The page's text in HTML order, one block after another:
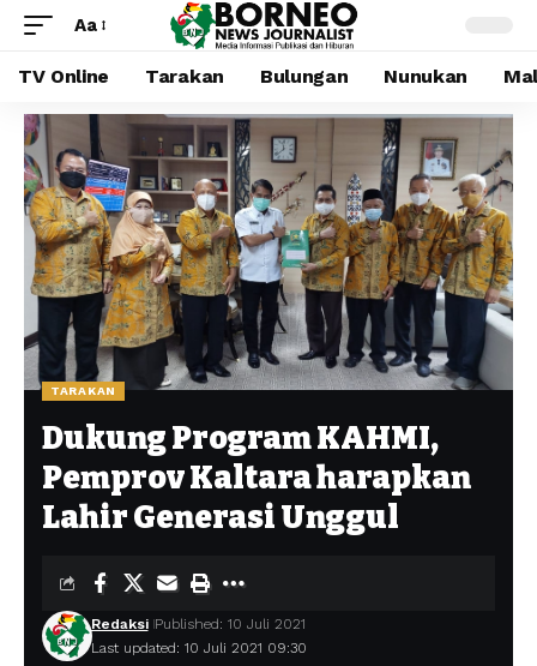
Aa
TV Online Tarakan Bulungan Nunukan
TARAKAN
Dukung Program KAHMI,
Pemprov Kaltara harapkan
Lahir Generasi Unggul
Last updated: 10 Juli 2021 09:30
Redaksi Published: 10 Juli 2021